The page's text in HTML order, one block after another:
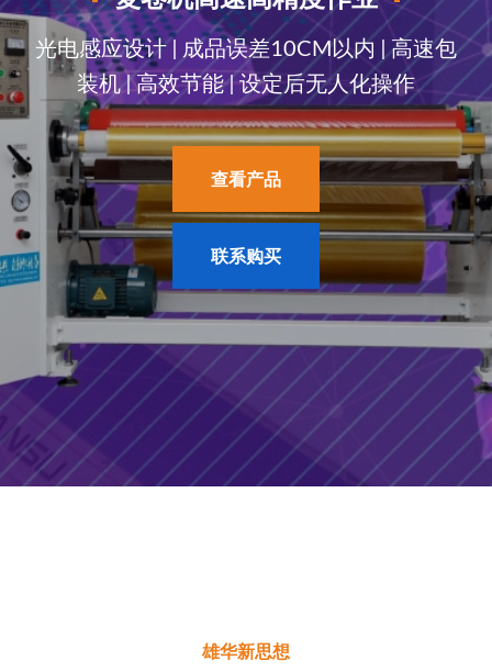
光电感应设计 | 成品误差10CM以内 | 高速包
装机 | 高效节能 | 设定后无人化操作
查看产品
联系购买
雄华新思想